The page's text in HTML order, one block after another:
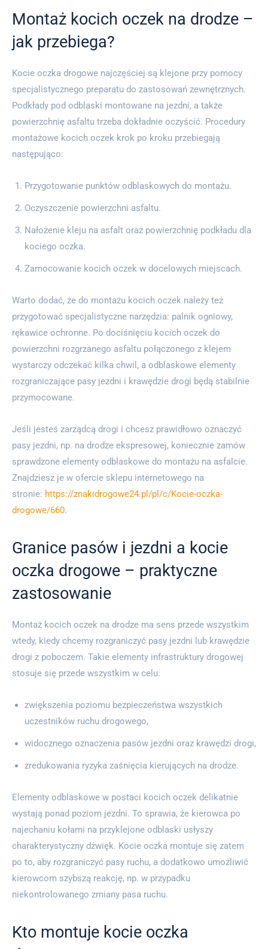
Montaż kocich oczek na drodze –
jak przebiega?
Kocie oczka drogowe najczęściej są klejone przy pomocy
specjalistycznego preparatu do zastosowań zewnętrznych.
Podkłady pod odblaski montowane na jezdni, a także
powierzchnię asfaltu trzeba dokładnie oczyścić. Procedury
montażowe kocich oczek krok po kroku przebiegają
następująco:
Przygotowanie punktów odblaskowych do montażu.
Oczyszczenie powierzchni asfaltu.
Nałożenie kleju na asfalt oraz powierzchnię podkładu dla
kociego oczka.
Zamocowanie kocich oczek w docelowych miejscach.
Warto dodać, że do montażu kocich oczek należy też
przygotować specjalistyczne narzędzia: palnik ogniowy,
rękawice ochronne. Po dociśnięciu kocich oczek do
powierzchni rozgrzanego asfaltu połączonego z klejem
wystarczy odczekać kilka chwil, a odblaskowe elementy
rozgraniczające pasy jezdni i krawędzie drogi będą stabilnie
przymocowane.
Jeśli jesteś zarządcą drogi i chcesz prawidłowo oznaczyć
pasy jezdni, np. na drodze ekspresowej, koniecznie zamów
sprawdzone elementy odblaskowe do montażu na asfalcie.
Znajdziesz je w ofercie sklepu internetowego na
stronie: https://znakidrogowe24.pl/pl/c/Kocie-oczka-
drogowe/660.
Granice pasów i jezdni a kocie
oczka drogowe – praktyczne
zastosowanie
Montaż kocich oczek na drodze ma sens przede wszystkim
wtedy, kiedy chcemy rozgraniczyć pasy jezdni lub krawędzie
drogi z poboczem. Takie elementy infrastruktury drogowej
stosuje się przede wszystkim w celu:
zwiększenia poziomu bezpieczeństwa wszystkich
uczestników ruchu drogowego,
widocznego oznaczenia pasów jezdni oraz krawędzi drogi,
zredukowania ryzyka zaśnięcia kierujących na drodze.
Elementy odblaskowe w postaci kocich oczek delikatnie
wystają ponad poziom jezdni. To sprawia, że kierowca po
najechaniu kołami na przyklejone odblaski usłyszy
charakterystyczny dźwięk. Kocie oczka montuje się zatem
po to, aby rozgraniczyć pasy ruchu, a dodatkowo umożliwić
kierowcom szybszą reakcję, np. w przypadku
niekontrolowanego zmiany pasa ruchu.
Kto montuje kocie oczka